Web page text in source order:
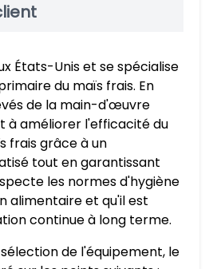
États-Unis et se spécialise
du maïs frais. En
de la main-d'œuvre
à améliorer l'efficacité du
frais grâce à un
tout en garantissant
les normes d'hygiène
alimentaire et qu'il est
continue à long terme.
de l'équipement, le